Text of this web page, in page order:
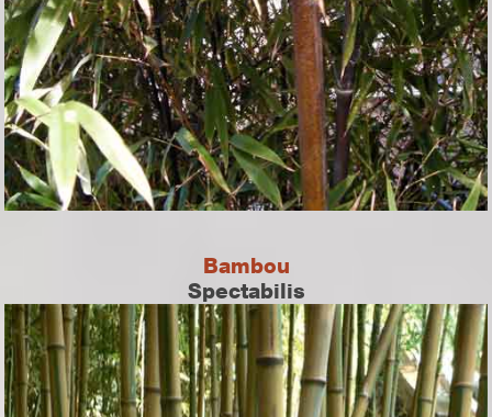
Bambou
Spectabilis